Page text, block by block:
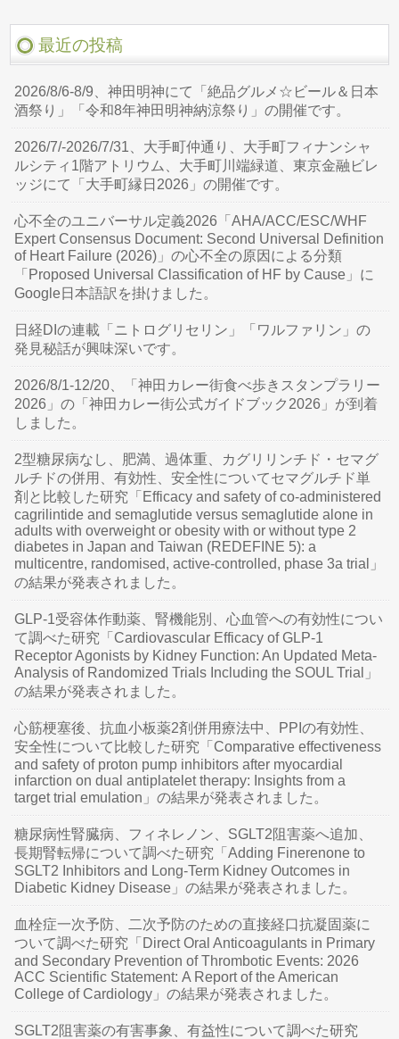
最近の投稿
2026/8/6-8/9、神田明神にて「絶品グルメ☆ビール＆日本
酒祭り」「令和8年神田明神納涼祭り」の開催です。
2026/7/-2026/7/31、大手町仲通り、大手町フィナンシャ
ルシティ1階アトリウム、大手町川端緑道、東京金融ビレ
ッジにて「大手町縁日2026」の開催です。
心不全のユニバーサル定義2026「AHA/ACC/ESC/WHF
Expert Consensus Document: Second Universal Definition
of Heart Failure (2026)」の心不全の原因による分類
「Proposed Universal Classification of HF by Cause」に
Google日本語訳を掛けました。
日経DIの連載「ニトログリセリン」「ワルファリン」の
発見秘話が興味深いです。
2026/8/1-12/20、「神田カレー街食べ歩きスタンプラリー
2026」の「神田カレー街公式ガイドブック2026」が到着
しました。
2型糖尿病なし、肥満、過体重、カグリリンチド・セマグ
ルチドの併用、有効性、安全性についてセマグルチド単
剤と比較した研究「Efficacy and safety of co-administered
cagrilintide and semaglutide versus semaglutide alone in
adults with overweight or obesity with or without type 2
diabetes in Japan and Taiwan (REDEFINE 5): a
multicentre, randomised, active-controlled, phase 3a trial」
の結果が発表されました。
GLP-1受容体作動薬、腎機能別、心血管への有効性につい
て調べた研究「Cardiovascular Efficacy of GLP-1
Receptor Agonists by Kidney Function: An Updated Meta-
Analysis of Randomized Trials Including the SOUL Trial」
の結果が発表されました。
心筋梗塞後、抗血小板薬2剤併用療法中、PPIの有効性、
安全性について比較した研究「Comparative effectiveness
and safety of proton pump inhibitors after myocardial
infarction on dual antiplatelet therapy: Insights from a
target trial emulation」の結果が発表されました。
糖尿病性腎臓病、フィネレノン、SGLT2阻害薬へ追加、
長期腎転帰について調べた研究「Adding Finerenone to
SGLT2 Inhibitors and Long-Term Kidney Outcomes in
Diabetic Kidney Disease」の結果が発表されました。
血栓症一次予防、二次予防のための直接経口抗凝固薬に
ついて調べた研究「Direct Oral Anticoagulants in Primary
and Secondary Prevention of Thrombotic Events: 2026
ACC Scientific Statement: A Report of the American
College of Cardiology」の結果が発表されました。
SGLT2阻害薬の有害事象、有益性について調べた研究